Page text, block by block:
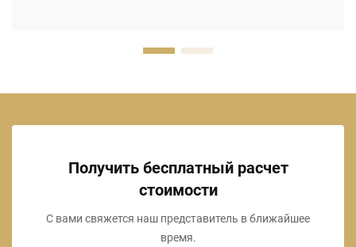
Получить бесплатный расчет
стоимости
С вами свяжется наш представитель в ближайшее
время.